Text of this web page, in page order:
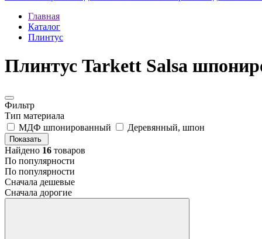
Главная
Каталог
Плинтус
Плинтус Tarkett Salsa
Фильтр
Тип материала
МДФ шпонированный
Деревянный, шпон
Показать
Найдено 16 товаров
По популярности
По популярности
Сначала дешевые
Сначала дорогие